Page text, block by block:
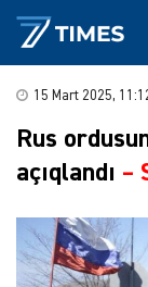
15 Mart 2025,
Rus
açıqlandı –